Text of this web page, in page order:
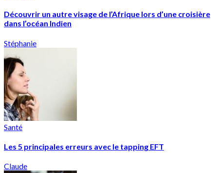
Découvrir un autre visage de l’Afrique lors d’une croisière
dans l’océan Indien
Stéphanie
Santé
Les 5 principales erreurs avec le tapping EFT
Claude